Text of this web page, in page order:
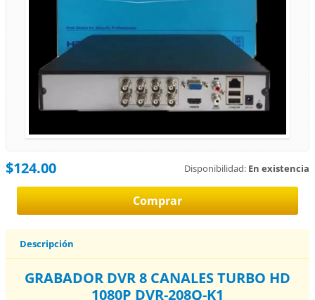
Disponibilidad: En existencia
$124.00
Descripción
GRABADOR DVR 8 CANALES TURBO HD
1080P DVR-208Q-K1